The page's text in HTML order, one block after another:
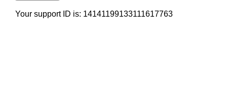
Your support ID is: 14141199133111617763